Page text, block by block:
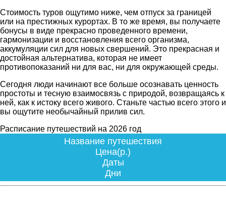
Стоимость туров ощутимо ниже, чем отпуск за границей
или на престижных курортах. В то же время, вы получаете
бонусы в виде прекрасно проведенного времени,
гармонизации и восстановления всего организма,
аккумуляции сил для новых свершений. Это прекрасная и
достойная альтернатива, которая не имеет
противопоказаний ни для вас, ни для окружающей среды.
Сегодня люди начинают все больше осознавать ценность
простоты и тесную взаимосвязь с природой, возвращаясь к
ней, как к истоку всего живого. Станьте частью всего этого и
вы ощутите необычайный прилив сил.
Расписание путешествий на 2026 год
Название путешествия
Цена(р.)
Даты
Дни